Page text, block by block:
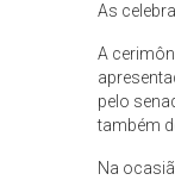
As
A
pelo
também
Na